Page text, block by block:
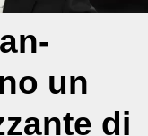
un
di